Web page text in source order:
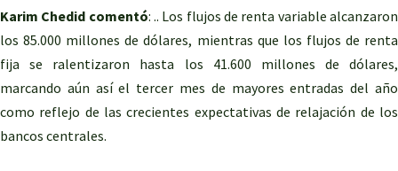
Karim Chedid comentó: .. Los flujos de renta variable alcanzaron
los 85.000 millones de dólares, mientras que los flujos de renta
fija se ralentizaron hasta los 41.600 millones de dólares,
marcando aún así el tercer mes de mayores entradas del año
como reflejo de las crecientes expectativas de relajación de los
bancos centrales.